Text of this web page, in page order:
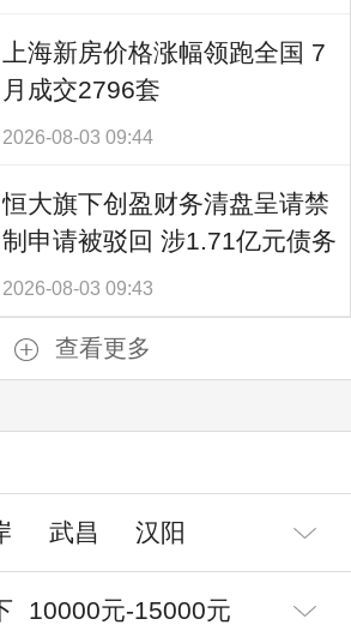
上海新房价格涨幅领跑全国 7
月成交2796套
2026-08-03 09:44
恒大旗下创盈财务清盘呈请禁
制申请被驳回 涉1.71亿元债务
2026-08-03 09:43
查看更多
武昌 汉阳
10000元-15000元